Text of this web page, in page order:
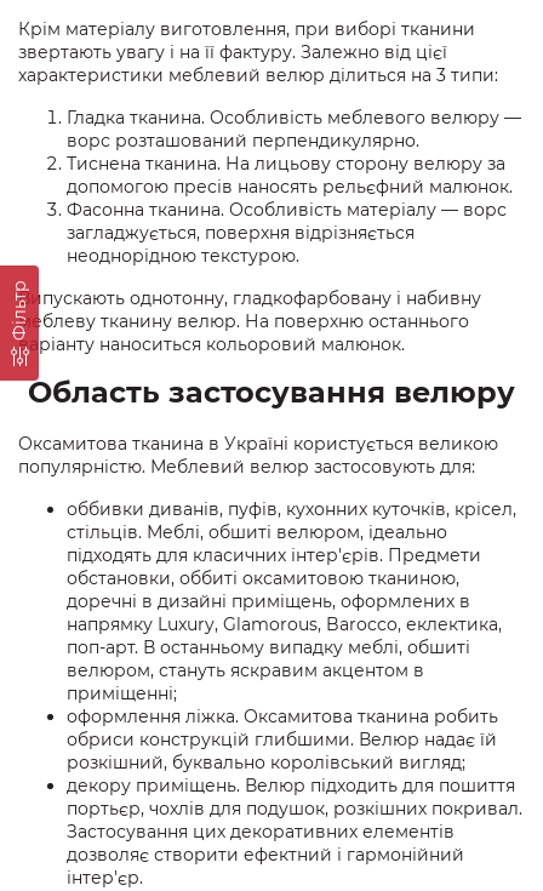
Фільтр
Крім матеріалу виготовлення, при виборі тканини
звертають увагу і на її фактуру. Залежно від цієї
характеристики меблевий велюр ділиться на 3 типи:
Гладка тканина. Особливість меблевого велюру —
ворс розташований перпендикулярно.
Тиснена тканина. На лицьову сторону велюру за
допомогою пресів наносять рельєфний малюнок.
Фасонна тканина. Особливість матеріалу — ворс
загладжується, поверхня відрізняється
неоднорідною текстурою.
Випускають однотонну, гладкофарбовану і набивну
меблеву тканину велюр. На поверхню останнього
варіанту наноситься кольоровий малюнок.
Область застосування велюру
Оксамитова тканина в Україні користується великою
популярністю. Меблевий велюр застосовують для:
оббивки диванів, пуфів, кухонних куточків, крісел,
стільців. Меблі, обшиті велюром, ідеально
підходять для класичних інтер'єрів. Предмети
обстановки, оббиті оксамитовою тканиною,
доречні в дизайні приміщень, оформлених в
напрямку Luxury, Glamorous, Barocco, еклектика,
поп-арт. В останньому випадку меблі, обшиті
велюром, стануть яскравим акцентом в
приміщенні;
оформлення ліжка. Оксамитова тканина робить
обриси конструкцій глибшими. Велюр надає їй
розкішний, буквально королівський вигляд;
декору приміщень. Велюр підходить для пошиття
портьєр, чохлів для подушок, розкішних покривал.
Застосування цих декоративних елементів
дозволяє створити ефектний і гармонійний
інтер'єр.